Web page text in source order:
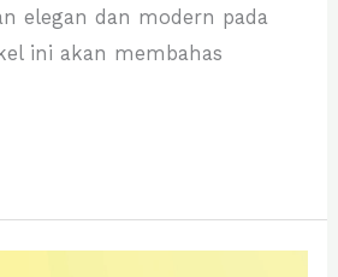
elegan dan modern pada
ini akan membahas